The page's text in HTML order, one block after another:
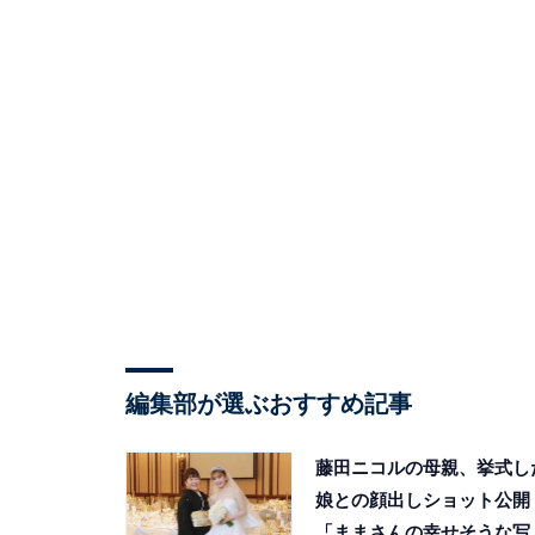
編集部が選ぶおすすめ記事
藤田ニコルの母親、挙式し
娘との顔出しショット公開